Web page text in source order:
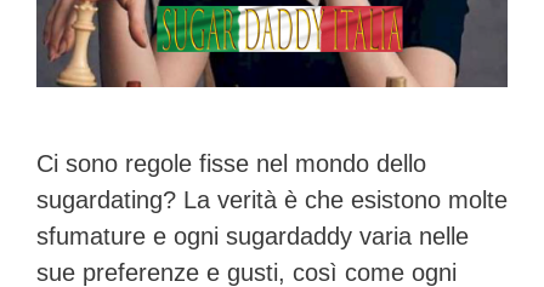
Ci sono regole fisse nel mondo dello
sugardating? La verità è che esistono molte
sfumature e ogni sugardaddy varia nelle
sue preferenze e gusti, così come ogni